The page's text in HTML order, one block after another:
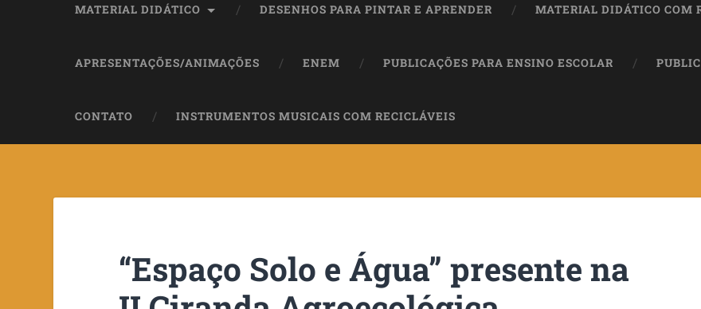
MATERIAL DIDÁTICO DESENHOS PARA PINTAR E APRENDER MATERIAL DIDÁTICO COM
APRESENTAÇÕES/ANIMAÇÕES ENEM PUBLICAÇÕES PARA ENSINO ESCOLAR
CONTATO INSTRUMENTOS MUSICAIS COM RECICLÁVEIS
“Espaço Solo e Água” presente na